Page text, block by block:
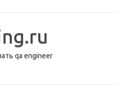
qa engineer